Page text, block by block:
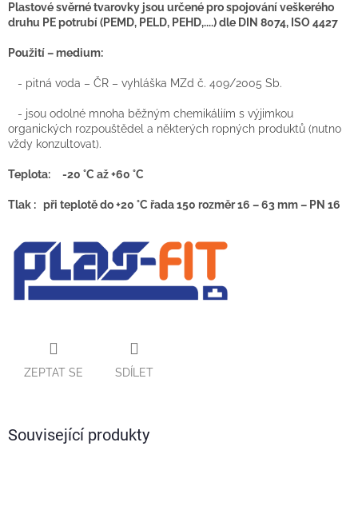
Plastové svěrné tvarovky jsou určené pro spojování veškerého
druhu PE potrubí (PEMD, PELD, PEHD,....) dle DIN 8074, ISO 4427
Použití – medium:
- pitná voda – ČR – vyhláška MZd č. 409/2005 Sb.
- jsou odolné mnoha běžným chemikáliím s výjimkou
organických rozpouštědel a některých ropných produktů (nutno
vždy konzultovat).
Teplota: -20 °C až +60 °C
Tlak : při teplotě do +20 °C řada 150 rozměr 16 – 63 mm – PN 16
ZEPTAT SE SDÍLET
Související produkty